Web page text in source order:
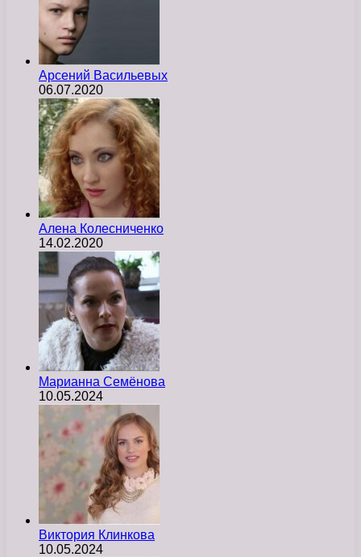
Арсений Васильевых
06.07.2020
Алена Колесниченко
14.02.2020
Марианна Семёнова
10.05.2024
Виктория Клинкова
10.05.2024